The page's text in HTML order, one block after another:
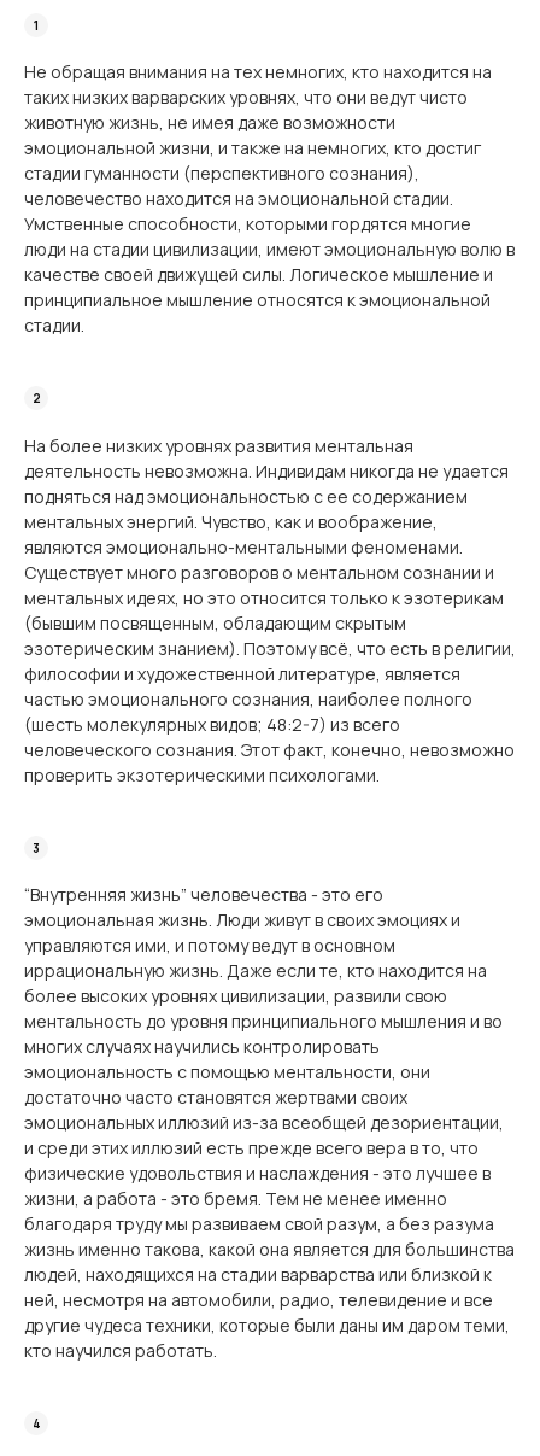
Не обращая внимания на тех немногих, кто находится на
таких низких варварских уровнях, что они ведут чисто
животную жизнь, не имея даже возможности
эмоциональной жизни, и также на немногих, кто достиг
стадии гуманности (перспективного сознания),
человечество находится на эмоциональной стадии.
Умственные способности, которыми гордятся многие
люди на стадии цивилизации, имеют эмоциональную волю в
качестве своей движущей силы. Логическое мышление и
принципиальное мышление относятся к эмоциональной
стадии.
На более низких уровнях развития ментальная
деятельность невозможна. Индивидам никогда не удается
подняться над эмоциональностью с ее содержанием
ментальных энергий. Чувство, как и воображение,
являются эмоционально-ментальными феноменами.
Существует много разговоров о ментальном сознании и
ментальных идеях, но это относится только к эзотерикам
(бывшим посвященным, обладающим скрытым
эзотерическим знанием). Поэтому всё, что есть в религии,
философии и художественной литературе, является
частью эмоционального сознания, наиболее полного
(шесть молекулярных видов; 48:2-7) из всего
человеческого сознания. Этот факт, конечно, невозможно
проверить экзотерическими психологами.
“Внутренняя жизнь” человечества - это его
эмоциональная жизнь. Люди живут в своих эмоциях и
управляются ими, и потому ведут в основном
иррациональную жизнь. Даже если те, кто находится на
более высоких уровнях цивилизации, развили свою
ментальность до уровня принципиального мышления и во
многих случаях научились контролировать
эмоциональность с помощью ментальности, они
достаточно часто становятся жертвами своих
эмоциональных иллюзий из-за всеобщей дезориентации,
и среди этих иллюзий есть прежде всего вера в то, что
физические удовольствия и наслаждения - это лучшее в
жизни, а работа - это бремя. Тем не менее именно
благодаря труду мы развиваем свой разум, а без разума
жизнь именно такова, какой она является для большинства
людей, находящихся на стадии варварства или близкой к
ней, несмотря на автомобили, радио, телевидение и все
другие чудеса техники, которые были даны им даром теми,
кто научился работать.